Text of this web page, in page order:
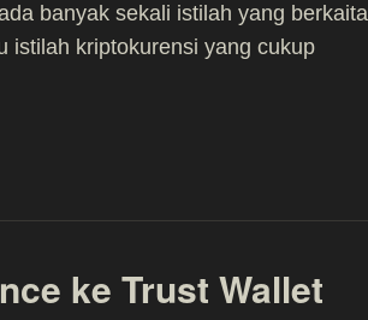
banyak sekali istilah yang
istilah kriptokurensi yang cukup
ke Trust Wallet